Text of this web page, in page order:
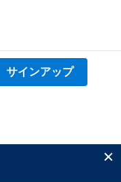
サインアップ